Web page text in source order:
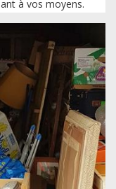
à vos moyens.